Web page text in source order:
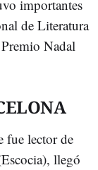
importantes
de Literatura
Nadal
fue lector de
llegó